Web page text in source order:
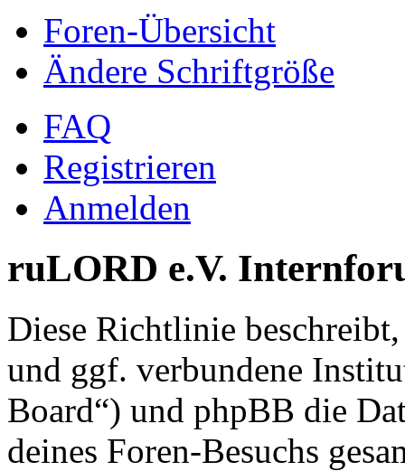
Foren-Übersicht
Ändere Schriftgröße
FAQ
Registrieren
Anmelden
ruLORD e.V.
Diese Richtlinie
und ggf. verbundene
Board“) und phpBB die
deines Foren-Besuchs